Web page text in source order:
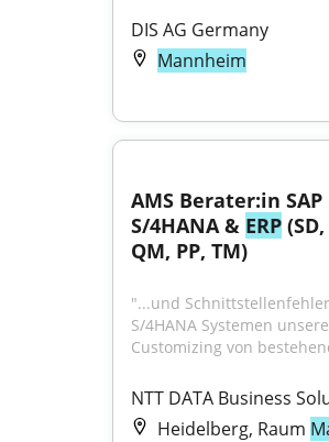
DIS AG Germany
Mannheim
AMS Berater:in
S/4HANA & ERP
QM, PP, TM)
"...und
S/4HANA Systemen
Customizing von
NTT DATA Business
Heidelberg, Raum